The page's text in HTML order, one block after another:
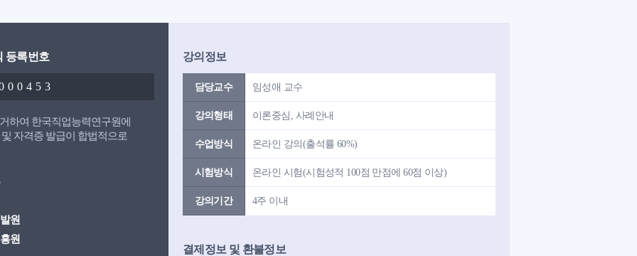
등록번호
하여 한국직업능력연구원에
자격증 발급이 합법적으로
원
원
강의정보
담당교수 임성애 교수
강의형태 이론중심, 사례안내
수업방식 온라인 강의(출석률 60%)
시험방식 온라인 시험(시험성적 100점 만점에 60점 이상)
강의기간 4주 이내
결제정보 및 환불정보